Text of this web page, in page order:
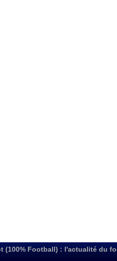
(100% Football) : l'actualité du